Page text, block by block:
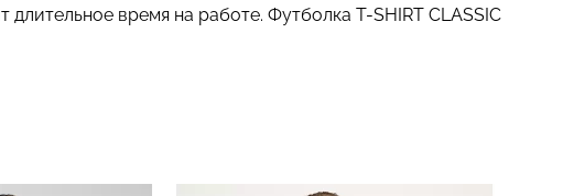
время на работе. Футболка T-SHIRT CLASSIC